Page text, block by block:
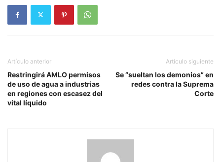
Artículo anterior
Restringirá AMLO permisos
de uso de agua a industrias
en regiones con escasez del
vital líquido
Artículo siguiente
Se “sueltan los demonios” en
redes contra la Suprema
Corte